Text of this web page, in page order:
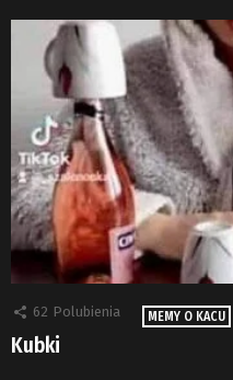
62 Polubienia MEMY O KACU
Kubki